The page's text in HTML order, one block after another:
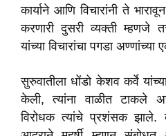
कार्याने आणि विचारांनी ते
करणारी दुसरी व्यक्ती म्हणजे
यांच्या विचारांचा पगडा
सुरुवातीला धोंडो केशव कर्वे
केली, त्यांना वाळीत टाकले
विरोधक त्यांचे प्रशंसक झाले.